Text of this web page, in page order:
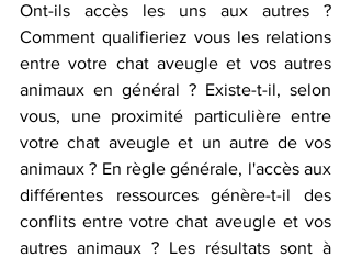
Ont-ils accès les uns aux autres ?
Comment qualifieriez vous les relations
entre votre chat aveugle et vos autres
animaux en général ? Existe-t-il, selon
vous, une proximité particulière entre
votre chat aveugle et un autre de vos
animaux ? En règle générale, l'accès aux
différentes ressources génère-t-il des
conflits entre votre chat aveugle et vos
autres animaux ? Les résultats sont à